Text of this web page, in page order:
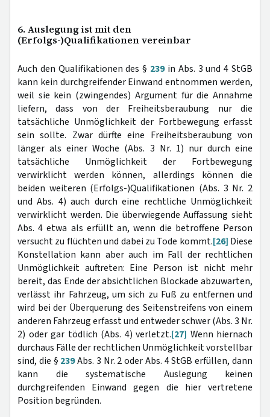
6. Auslegung ist mit den
(Erfolgs-)Qualifikationen vereinbar
Auch den Qualifikationen des § 239in Abs. 3 und 4 StGB
kann kein durchgreifender Einwand entnommen werden,
weil sie kein (zwingendes) Argument für die Annahme
liefern, dass von der Freiheitsberaubung nur die
tatsächliche Unmöglichkeit der Fortbewegung erfasst
sein sollte. Zwar dürfte eine Freiheitsberaubung von
länger als einer Woche (Abs. 3 Nr. 1) nur durch eine
tatsächliche Unmöglichkeit der Fortbewegung
verwirklicht werden können, allerdings können die
beiden weiteren (Erfolgs-)Qualifikationen (Abs. 3 Nr. 2
und Abs. 4) auch durch eine rechtliche Unmöglichkeit
verwirklicht werden. Die überwiegende Auffassung sieht
Abs. 4 etwa als erfüllt an, wenn die betroffene Person
versucht zu flüchten und dabei zu Tode kommt.[26] Diese
Konstellation kann aber auch im Fall der rechtlichen
Unmöglichkeit auftreten: Eine Person ist nicht mehr
bereit, das Ende der absichtlichen Blockade abzuwarten,
verlässt ihr Fahrzeug, um sich zu Fuß zu entfernen und
wird bei der Überquerung des Seitenstreifens von einem
anderen Fahrzeug erfasst und entweder schwer (Abs. 3 Nr.
2) oder gar tödlich (Abs. 4) verletzt.[27] Wenn hiernach
durchaus Fälle der rechtlichen Unmöglichkeit vorstellbar
sind, die § 239Abs. 3 Nr. 2 oder Abs. 4 StGB erfüllen, dann
kann die systematische Auslegung keinen
durchgreifenden Einwand gegen die hier vertretene
Position begründen.